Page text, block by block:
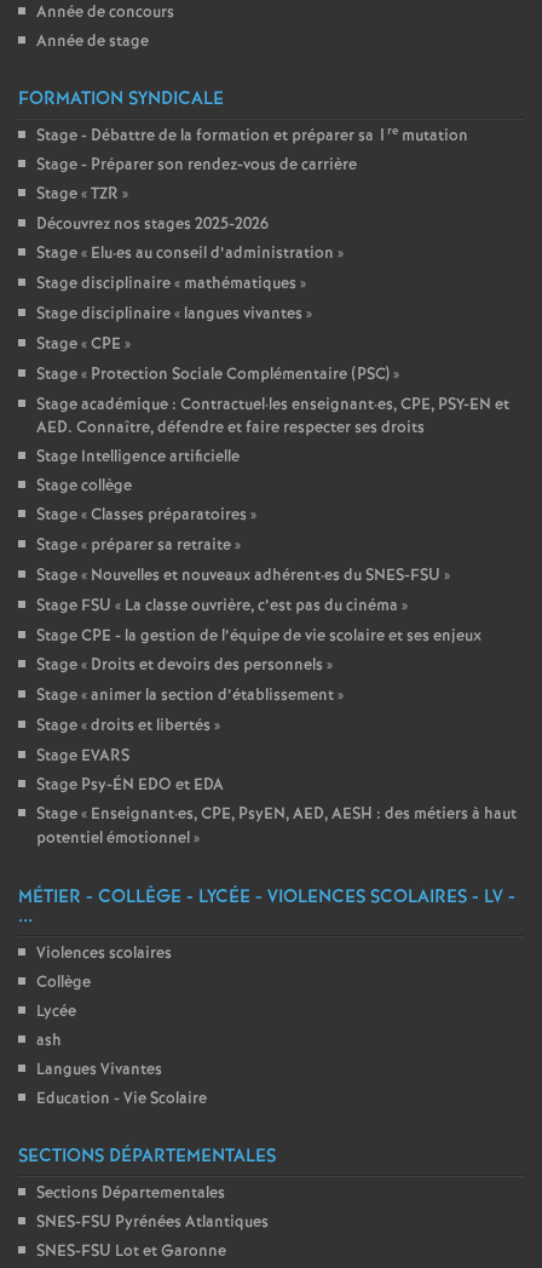
Année de concours
Année de stage
FORMATION SYNDICALE
Stage - Débattre de la formation et préparer sa 1 re mutation
Stage - Préparer son rendez-vous de carrière
Stage «TZR »
Découvrez nos stages 2025-2026
Stage « Elu·es au conseil d’administration »
Stage disciplinaire « mathématiques »
Stage disciplinaire « langues vivantes »
Stage «CPE »
Stage « Protection Sociale Complémentaire (PSC)»
Stage académique : Contractuel·les enseignant·es, CPE, PSY-EN et
AED. Connaître, défendre et faire respecter ses droits
Stage Intelligence artificielle
Stage collège
Stage «Classes préparatoires »
Stage « préparer sa retraite»
Stage « Nouvelles et nouveaux adhérent·es du SNES-FSU »
Stage FSU « La classe ouvrière, c’est pas du cinéma »
Stage CPE - la gestion de l’équipe de vie scolaire et ses enjeux
Stage « Droits et devoirs des personnels »
Stage «animer la section d’établissement»
Stage «droits et libertés »
Stage EVARS
Stage Psy-ÉN EDO et EDA
Stage « Enseignant·es, CPE, PsyEN, AED, AESH : des métiers à haut
potentiel émotionnel»
MÉTIER - COLLÈGE - LYCÉE - VIOLENCES SCOLAIRES - LV -
...
Violences scolaires
Collège
Lycée
ash
Langues Vivantes
Education - Vie Scolaire
SECTIONS DÉPARTEMENTALES
Sections Départementales
SNES-FSU Pyrénées Atlantiques
SNES-FSU Lot et Garonne